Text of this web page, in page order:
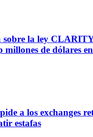
sobre la ley
de dólares
a los exchanges
estafas